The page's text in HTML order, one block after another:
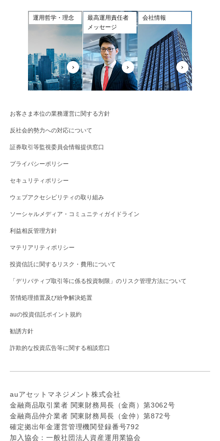
運用哲学・理念
最高運用責任者
メッセージ
会社情報
お客さま本位の業務運営に関する方針
反社会的勢力への対応について
証券取引等監視委員会情報提供窓口
プライバシーポリシー
セキュリティポリシー
ウェブアクセシビリティの取り組み
ソーシャルメディア・コミュニティガイドライン
利益相反管理方針
マテリアリティポリシー
投資信託に関するリスク・費用について
「デリバティブ取引等に係る投資制限」のリスク管理方法について
苦情処理措置及び紛争解決処置
auの投資信託ポイント規約
勧誘方針
詐欺的な投資広告等に関する相談窓口
auアセットマネジメント株式会社
金融商品取引業者 関東財務局長（金商）第3062号
金融商品仲介業者 関東財務局長（金仲）第872号
確定拠出年金運営管理機関登録番号792
加入協会：一般社団法人資産運用業協会